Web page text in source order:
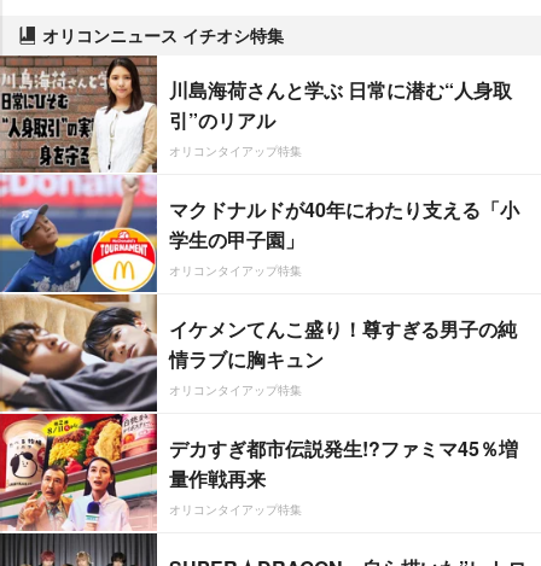
オリコンニュース イチオシ特集
川島海荷さんと学ぶ 日常に潜む“人身取
引”のリアル
オリコンタイアップ特集
マクドナルドが40年にわたり支える「小
学生の甲子園」
オリコンタイアップ特集
イケメンてんこ盛り！尊すぎる男子の純
情ラブに胸キュン
オリコンタイアップ特集
デカすぎ都市伝説発生!?ファミマ45％増
量作戦再来
オリコンタイアップ特集